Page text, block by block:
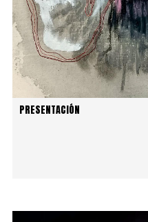
PRESENTACIÓN